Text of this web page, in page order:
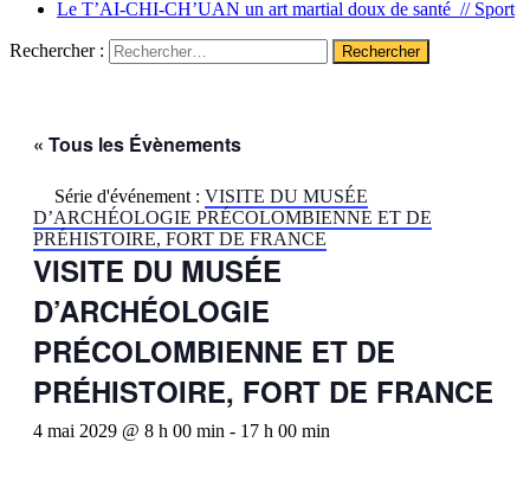
Le T’AI-CHI-CH’UAN un art martial doux de santé // Sport
Rechercher :
« Tous les Évènements
Série d'événement : VISITE DU MUSÉE
D’ARCHÉOLOGIE PRÉCOLOMBIENNE ET DE
PRÉHISTOIRE, FORT DE FRANCE
VISITE DU MUSÉE
D’ARCHÉOLOGIE
PRÉCOLOMBIENNE ET DE
PRÉHISTOIRE, FORT DE FRANCE
4 mai 2029 @ 8 h 00 min - 17 h 00 min